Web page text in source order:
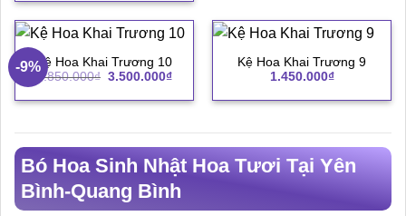
-9%Kệ Hoa Khai Trương 10
3.850.000₫ Giá
là:
3.500.000₫Giá
tại
Kệ Hoa Khai Trương 9
1.450.000₫
Bó Hoa Sinh Nhật Hoa Tươi Tại Yên
Bình-Quang Bình